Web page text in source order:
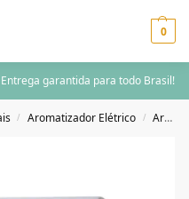
0
garantida para todo Brasil!
/ Aromatizador Elétrico / Aromatizador Elétrico com Essência